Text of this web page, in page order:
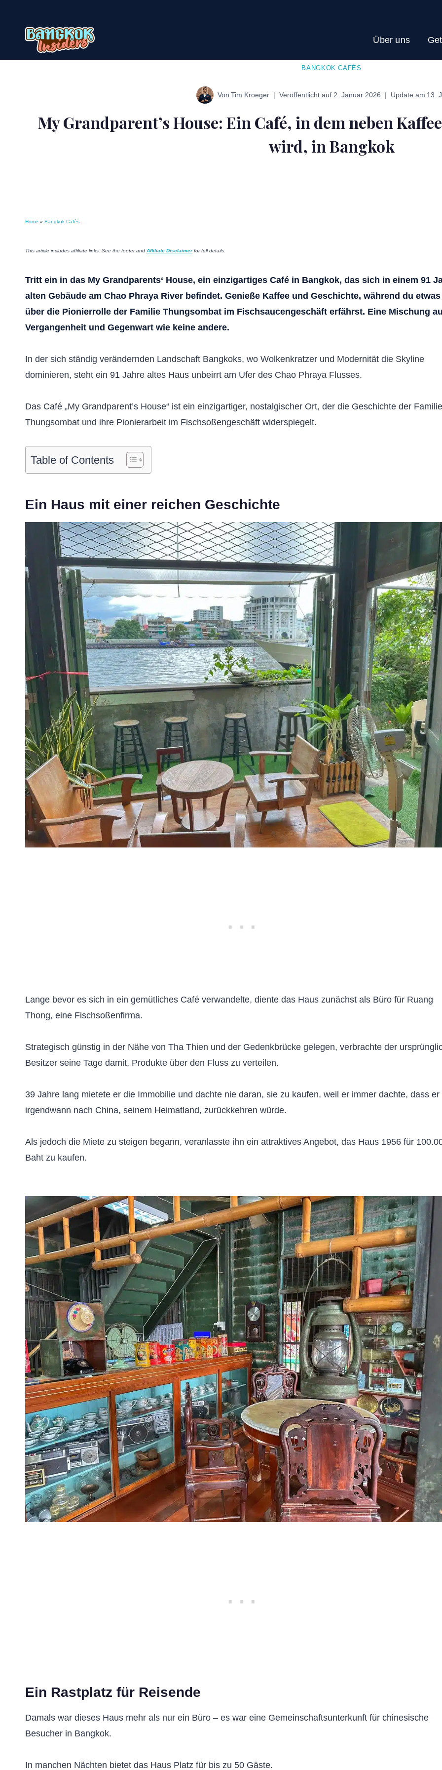
springen
Über uns
BANGKOK CAFÉS
Von Tim Kroeger Veröffentlicht auf 2. Januar 2026 Update am 13.
My Grandparent’s House: Ein Café, in dem neben
wird, in Bangkok
Home » Bangkok Cafés
This article includes affiliate links. See the footer and Affiliate Disclaimerfor full details.
Tritt ein in das My Grandparents‘ House, ein einzigartiges Café in Bangkok, das sich in einem 91
alten Gebäude am Chao Phraya River befindet. Genieße Kaffee und Geschichte, während du etwas
über die Pionierrolle der Familie Thungsombat im Fischsaucengeschäft erfährst. Eine Mischung
Vergangenheit und Gegenwart wie keine andere.
In der sich ständig verändernden Landschaft Bangkoks, wo Wolkenkratzer und Modernität die Skyline
dominieren, steht ein 91 Jahre altes Haus unbeirrt am Ufer des Chao Phraya Flusses.
Das Café „My Grandparent’s House“ ist ein einzigartiger, nostalgischer Ort, der die Geschichte der Familie
Thungsombat und ihre Pionierarbeit im Fischsoßengeschäft widerspiegelt.
Table of Contents
Ein Haus mit einer reichen Geschichte
Lange bevor es sich in ein gemütliches Café verwandelte, diente das Haus zunächst als Büro für Ruang
Thong, eine Fischsoßenfirma.
Strategisch günstig in der Nähe von Tha Thien und der Gedenkbrücke gelegen, verbrachte der
Besitzer seine Tage damit, Produkte über den Fluss zu verteilen.
39 Jahre lang mietete er die Immobilie und dachte nie daran, sie zu kaufen, weil er immer dachte, dass er
irgendwann nach China, seinem Heimatland, zurückkehren würde.
Als jedoch die Miete zu steigen begann, veranlasste ihn ein attraktives Angebot, das Haus 1956 für
Baht zu kaufen.
Ein Rastplatz für Reisende
Damals war dieses Haus mehr als nur ein Büro – es war eine Gemeinschaftsunterkunft für chinesische
Besucher in Bangkok.
In manchen Nächten bietet das Haus Platz für bis zu 50 Gäste.